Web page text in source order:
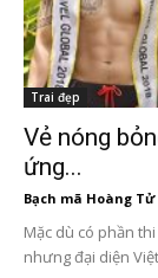
Trai đẹp
Vẻ nóng
ứng...
Bạch mã Hoàng Tử
Mặc dù có phần
nhưng đại diện